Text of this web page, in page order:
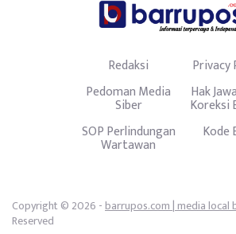
Redaksi
Privacy
Pedoman Media
Siber
Hak
Koreksi
SOP Perlindungan
Wartawan
Kode
Copyright © 2026 -barrupos.com | media local
Reserved